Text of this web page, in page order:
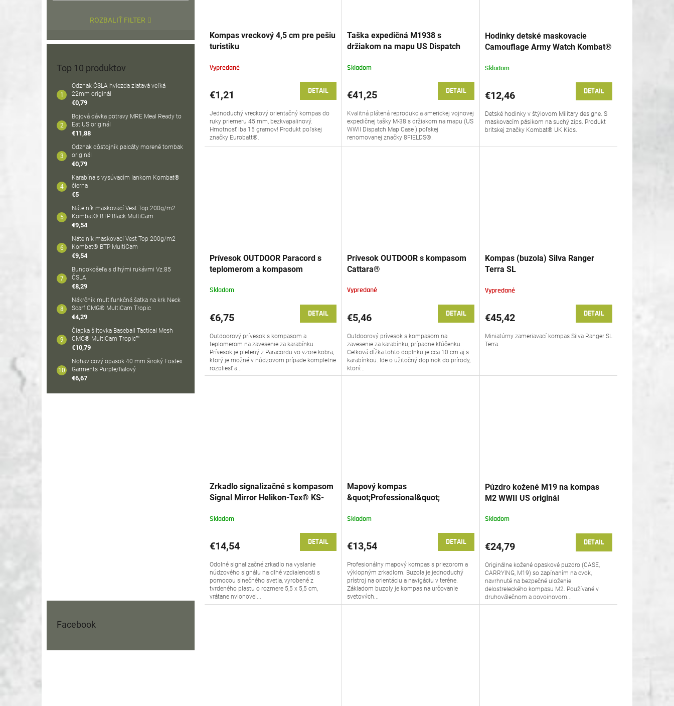
ROZBALIŤ FILTER
Top 10 produktov
Odznak ČSLA hviezda zlatavá veľká
22mm originál
€0,79
Bojová dávka potravy MRE Meal Ready to
Eat US originál
€11,88
Odznak dôstojník palcáty morené tombak
originál
€0,79
Karabína s vysúvacím lankom Kombat®
čierna
€5
Nátelník maskovací Vest Top 200g/m2
Kombat® BTP Black MultiCam
€9,54
Nátelník maskovací Vest Top 200g/m2
Kombat® BTP MultiCam
€9,54
Bundokošeľa s dlhými rukávmi Vz.85
ČSLA
€8,29
Nákrčník multifunkčná šatka na krk Neck
Scarf CMG® MultiCam Tropic
€4,29
Čiapka šiltovka Baseball Tactical Mesh
CMG® MultiCam Tropic™
€10,79
Nohavicový opasok 40 mm široký Fostex
Garments Purple/fialový
€6,67
Facebook
Kompas vreckový 4,5 cm pre pešiu
turistiku
Vypredané
€1,21 DETAIL
Jednoduchý vreckový orientačný kompas do
ruky priemeru 45 mm, bezkvapalinový.
Hmotnosť iba 15 gramov! Produkt poľskej
značky Eurobatt®.
Taška expedičná M1938 s
držiakom na mapu US Dispatch
Repro
Skladom
€41,25 DETAIL
Kvalitná plátená reprodukcia americkej vojnovej
expedičnej tašky M-38 s držiakom na mapu (US
WWII Dispatch Map Case ) poľskej
renomovanej značky 8FIELDS®.
Hodinky detské maskovacie
Camouflage Army Watch Kombat®
Skladom
€12,46 DETAIL
Detské hodinky v štýlovom Military designe. S
maskovacím pásikom na suchý zips. Produkt
britskej značky Kombat® UK Kids.
Prívesok OUTDOOR Paracord s
teplomerom a kompasom
Skladom
€6,75 DETAIL
Outdoorový prívesok s kompasom a
teplomerom na zavesenie za karabínku.
Prívesok je pletený z Paracordu vo vzore kobra,
ktorý je možné v núdzovom prípade kompletne
rozpliesť a...
Prívesok OUTDOOR s kompasom
Cattara®
Vypredané
€5,46 DETAIL
Outdoorový prívesok s kompasom na
zavesenie za karabínku, prípadne kľúčenku.
Celková dĺžka tohto doplnku je cca 10 cm aj s
karabínkou. Ide o užitočný doplnok do prírody,
ktorý...
Kompas (buzola) Silva Ranger
Terra SL
Vypredané
€45,42 DETAIL
Miniatúrny zameriavací kompas Silva Ranger SL
Terra.
Zrkadlo signalizačné s kompasom
Signal Mirror Helikon-Tex® KS-
Skladom
€14,54 DETAIL
Odolné signalizačné zrkadlo na vyslanie
núdzového signálu na dlhé vzdialenosti s
pomocou slnečného svetla, vyrobené z
tvrdeného plastu o rozmere 5,5 x 5,5 cm,
vrátane nylonovej...
Mapový kompas
&quot;Professional&quot;
Skladom
€13,54 DETAIL
Profesionálny mapový kompas s priezorom a
výklopným zrkadlom. Buzola je jednoduchý
prístroj na orientáciu a navigáciu v teréne.
Základom buzoly je kompas na určovanie
svetových...
Púzdro kožené M19 na kompas
M2 WWII US originál
Skladom
€24,79 DETAIL
Originálne kožené opaskové puzdro (CASE,
CARRYING, M19) so zapínaním na cvok,
navrhnuté na bezpečné uloženie
delostreleckého kompasu M2. Používané v
druhoválečnom a povojnovom...